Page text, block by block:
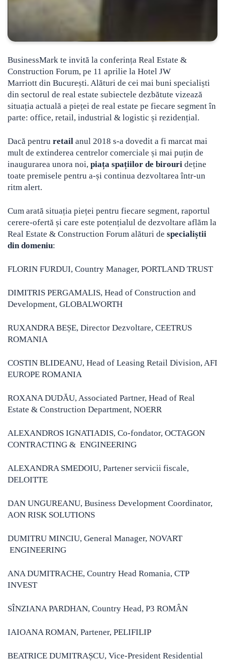
BusinessMark te invită la conferința Real Estate &
Construction Forum, pe 11 aprilie la Hotel JW
Marriott din București. Alături de cei mai buni specialiști
din sectorul de real estate subiectele dezbătute vizează
situația actuală a pieței de real estate pe fiecare segment în
parte: office, retail, industrial & logistic și rezidențial.
Dacă pentru retail anul 2018 s-a dovedit a fi marcat mai
mult de extinderea centrelor comerciale și mai puțin de
inaugurarea unora noi, piața spațiilor de birouri deține
toate premisele pentru a-și continua dezvoltarea într-un
ritm alert.
Cum arată situația pieței pentru fiecare segment, raportul
cerere-ofertă și care este potențialul de dezvoltare aflăm la
Real Estate & Construction Forum alături de specialiștii
din domeniu:
FLORIN FURDUI, Country Manager, PORTLAND TRUST
DIMITRIS PERGAMALIS, Head of Construction and
Development, GLOBALWORTH
RUXANDRA BEȘE, Director Dezvoltare, CEETRUS
ROMANIA
COSTIN BLIDEANU, Head of Leasing Retail Division, AFI
EUROPE ROMANIA
ROXANA DUDĂU, Associated Partner, Head of Real
Estate & Construction Department, NOERR
ALEXANDROS IGNATIADIS, Co-fondator, OCTAGON
CONTRACTING & ENGINEERING
ALEXANDRA SMEDOIU, Partener servicii fiscale,
DELOITTE
DAN UNGUREANU, Business Development Coordinator,
AON RISK SOLUTIONS
DUMITRU MINCIU, General Manager, NOVART
ENGINEERING
ANA DUMITRACHE, Country Head Romania, CTP
INVEST
SÎNZIANA PARDHAN, Country Head, P3 ROMÂN
IAIOANA ROMAN, Partener, PELIFILIP
BEATRICE DUMITRAȘCU, Vice-President Residential